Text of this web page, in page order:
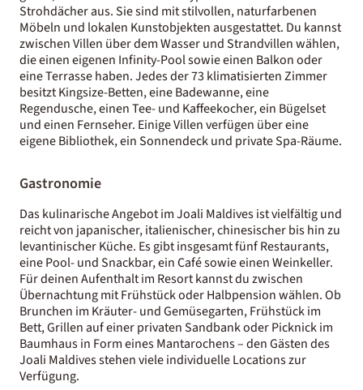
Strohdächer aus. Sie sind mit stilvollen, naturfarbenen
Möbeln und lokalen Kunstobjekten ausgestattet. Du kannst
zwischen Villen über dem Wasser und Strandvillen wählen,
die einen eigenen Infinity-Pool sowie einen Balkon oder
eine Terrasse haben. Jedes der​ 73 klimatisierten Zimmer
besitzt Kingsize-Betten, eine Badewanne, eine
Regendusche, einen Tee- und Kaffeekocher, ein Bügelset
und einen Fernseher. Einige Villen verfügen über eine
eigene Bibliothek, ein Sonnendeck und private Spa-Räume.
Gastronomie
Das kulinarische Angebot im Joali Maldives ist vielfältig und
reicht von japanischer, italienischer, chinesischer bis hin zu
levantinischer Küche. Es gibt insgesamt fünf Restaurants,
eine Pool- und Snackbar, ein Café sowie einen Weinkeller.
Für deinen Aufenthalt im Resort kannst du zwischen
Übernachtung mit Frühstück oder Halbpension wählen.​ Ob
Brunchen im Kräuter- und Gemüsegarten, Frühstück im
Bett, Grillen auf einer privaten Sandbank oder Picknick im
Baumhaus in Form eines Mantarochens – den Gästen des
Joali Maldives stehen viele individuelle Locations zur
Verfügung.